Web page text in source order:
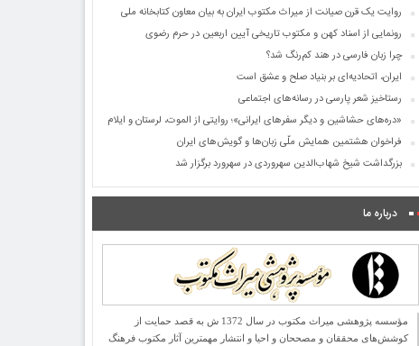
روایت یک قرن صیانت از میراث مکتوب ایران به بیان معاون کتابخانه ملی
رونمایی از اسناد کهن و مکتوب تاریخی آیین اربعین در حرم رضوی
چرا زبان فارسی در هند کم‌رنگ شد؟
ایران، اتحادیه‌ای بر بنیاد صلح و عشق است
رستاخیز شعر پارسی در رسانه‌های اجتماعی
«دره‌های حشاشین و دیگر سفرهای ایرانی»؛ روایتی از الموت، لرستان و ایلام
فراخوان هشتمین همایش ملّی زبان‌ها و گویش‌های ایران
بزرگداشت شیخ شهاب‌الدین سهروردی در سهرورد برگزار شد
درباره ما
مؤسسه پژوهشی میراث مكتوب در سال 1372 ش به قصد حمایت از
كوشش‌های محققان و مصححان و احیا و انتشار مهمترین آثار مكتوب فرهنگ